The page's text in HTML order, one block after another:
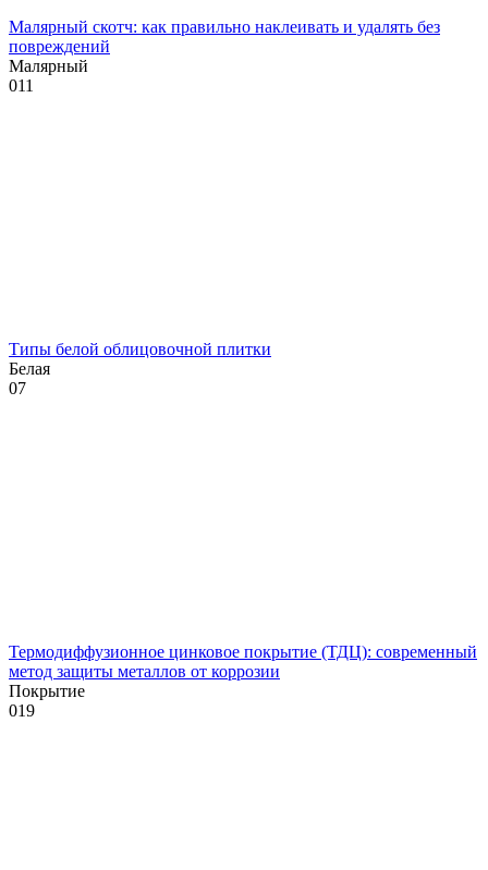
Малярный скотч: как правильно наклеивать и удалять без
повреждений
Малярный
011
Типы белой облицовочной плитки
Белая
07
Термодиффузионное цинковое покрытие (ТДЦ): современный
метод защиты металлов от коррозии
Покрытие
019